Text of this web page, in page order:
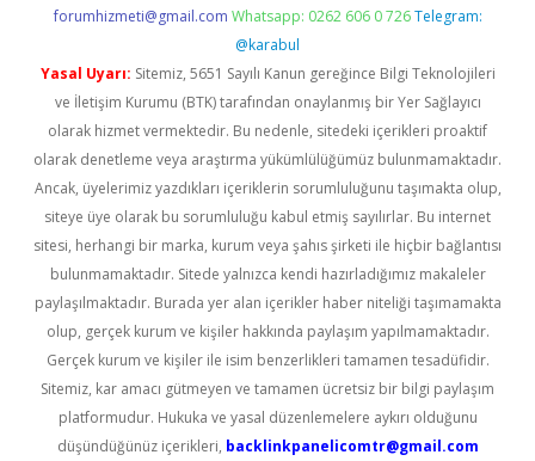
forumhizmeti@gmail.com Whatsapp: 0262 606 0 726 Telegram:
@karabul
Yasal Uyarı: Sitemiz, 5651 Sayılı Kanun gereğince Bilgi Teknolojileri
ve İletişim Kurumu (BTK) tarafından onaylanmış bir Yer Sağlayıcı
olarak hizmet vermektedir. Bu nedenle, sitedeki içerikleri proaktif
olarak denetleme veya araştırma yükümlülüğümüz bulunmamaktadır.
Ancak, üyelerimiz yazdıkları içeriklerin sorumluluğunu taşımakta olup,
siteye üye olarak bu sorumluluğu kabul etmiş sayılırlar. Bu internet
sitesi, herhangi bir marka, kurum veya şahıs şirketi ile hiçbir bağlantısı
bulunmamaktadır. Sitede yalnızca kendi hazırladığımız makaleler
paylaşılmaktadır. Burada yer alan içerikler haber niteliği taşımamakta
olup, gerçek kurum ve kişiler hakkında paylaşım yapılmamaktadır.
Gerçek kurum ve kişiler ile isim benzerlikleri tamamen tesadüfidir.
Sitemiz, kar amacı gütmeyen ve tamamen ücretsiz bir bilgi paylaşım
platformudur. Hukuka ve yasal düzenlemelere aykırı olduğunu
düşündüğünüz içerikleri, backlinkpanelicomtr@gmail.com